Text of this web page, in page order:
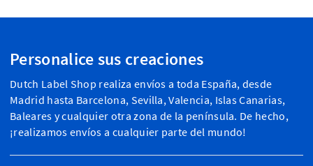
Personalice sus creaciones
Dutch Label Shop realiza envíos a toda España, desde
Madrid hasta Barcelona, Sevilla, Valencia, Islas Canarias,
Baleares y cualquier otra zona de la península. De hecho,
¡realizamos envíos a cualquier parte del mundo!